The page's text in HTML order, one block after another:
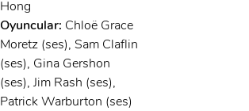
Hong
Oyuncular: Chloë Grace
Moretz (ses), Sam Claflin
(ses), Gina Gershon
(ses), Jim Rash (ses),
Patrick Warburton (ses)